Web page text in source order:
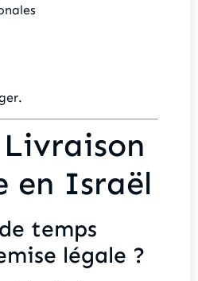
Livraison
en Israël
temps
légale ?